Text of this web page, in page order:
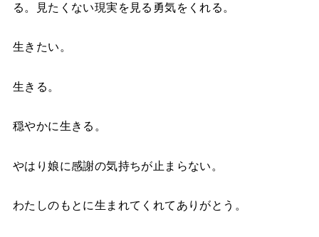
る。見たくない現実を見る勇気をくれる。
生きたい。
生きる。
穏やかに生きる。
やはり娘に感謝の気持ちが止まらない。
わたしのもとに生まれてくれてありがとう。